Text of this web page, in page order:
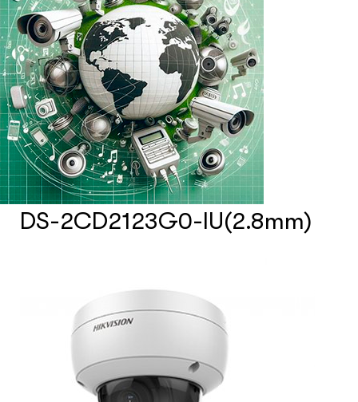
- Dahua
- EZ-IP
- Hikvision
- Комплектующие и монтажный
материал
Системы защиты товаров от краж
Счетчики посетителей
Защита товара на стеллажах
доступом
DS-2CD2123G0-IU(2.8mm)